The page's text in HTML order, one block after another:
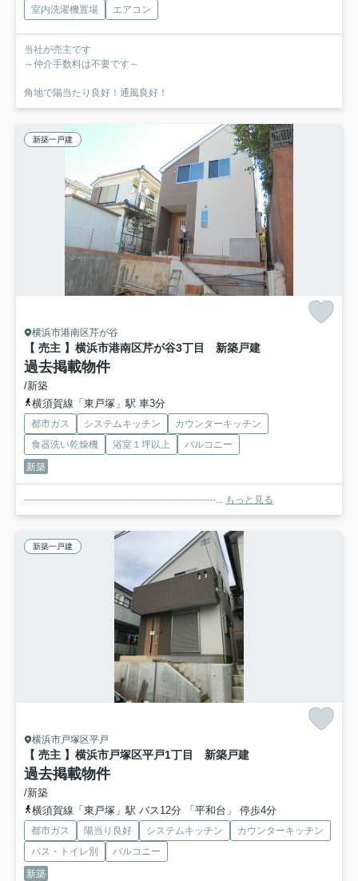
室内洗濯機置場 エアコン
当社が売主です
～仲介手数料は不要です～
角地で陽当たり良好！通風良好！
新築一戸建
横浜市港南区芹が谷
【 売主 】横浜市港南区芹が谷3丁目 新築戸建
過去掲載物件
/新築
横須賀線「東戸塚」駅 車3分
都市ガス システムキッチン
カウンターキッチン
食器洗い乾燥機
浴室１坪以上
バルコニー
新築
------------------------------------------------------------... もっと見る
新築一戸建
横浜市戸塚区平戸
【 売主 】横浜市戸塚区平戸1丁目 新築戸建
過去掲載物件
/新築
横須賀線「東戸塚」駅 バス12分 「平和台」 停歩4分
都市ガス 陽当り良好 システムキッチン
カウンターキッチン
バス・トイレ別
バルコニー
新築